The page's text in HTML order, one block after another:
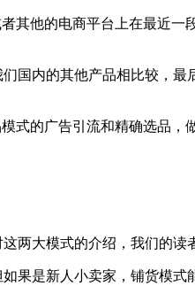
其他的电商平台上在最近
国内的其他产品相比较，
式的广告引流和精确选品
大模式的介绍，我们的读
果是新人小卖家，铺货模